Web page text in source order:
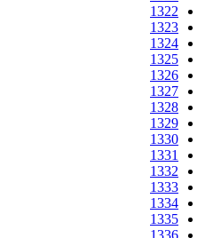
1322
1323
1324
1325
1326
1327
1328
1329
1330
1331
1332
1333
1334
1335